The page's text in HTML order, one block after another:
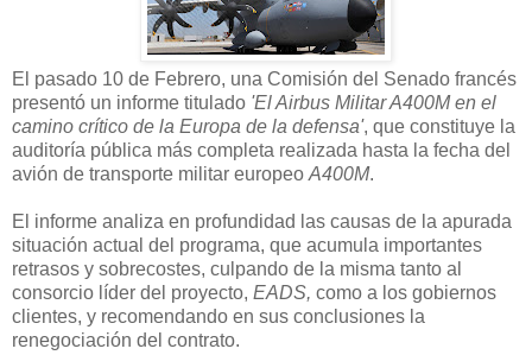
El pasado 10 de Febrero, una Comisión del Senado francés
presentó un informe titulado 'El Airbus Militar A400M en el
camino crítico de la Europa de la defensa', que constituye la
auditoría pública más completa realizada hasta la fecha del
avión de transporte militar europeo A400M.
El informe analiza en profundidad las causas de la apurada
situación actual del programa, que acumula importantes
retrasos y sobrecostes, culpando de la misma tanto al
consorcio líder del proyecto, EADS, como a los gobiernos
clientes, y recomendando en sus conclusiones la
renegociación del contrato.